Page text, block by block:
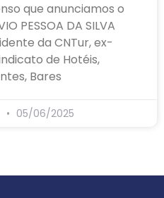
que anunciamos o
PESSOA DA SILVA
da CNTur, ex-
de Hotéis,
Bares
05/06/2025